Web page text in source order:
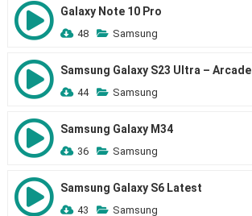
Galaxy Note 10 Pro
48 Samsung
Samsung Galaxy S23 Ultra – Arcade
44 Samsung
Samsung Galaxy M34
36 Samsung
Samsung Galaxy S6 Latest
43 Samsung